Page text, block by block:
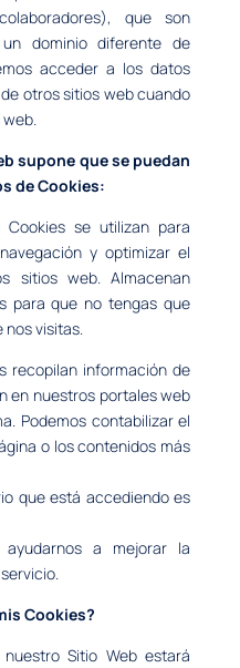
que son
dominio diferente de
acceder a los datos
otros sitios web cuando
supone que se puedan
de Cookies:
Cookies se utilizan para
y optimizar el
sitios web. Almacenan
para que no tengas que
nos visitas.
recopilan información de
en nuestros portales web
Podemos contabilizar el
o los contenidos más
que está accediendo es
a mejorar la
Cookies?
Sitio Web estará